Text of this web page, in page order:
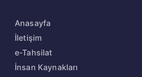
Anasayfa
İletişim
e-Tahsilat
İnsan Kaynakları